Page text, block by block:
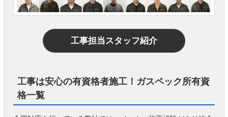
工事担当スタッフ紹介
工事は安心の有資格者施工！ガスペック所有資
格一覧